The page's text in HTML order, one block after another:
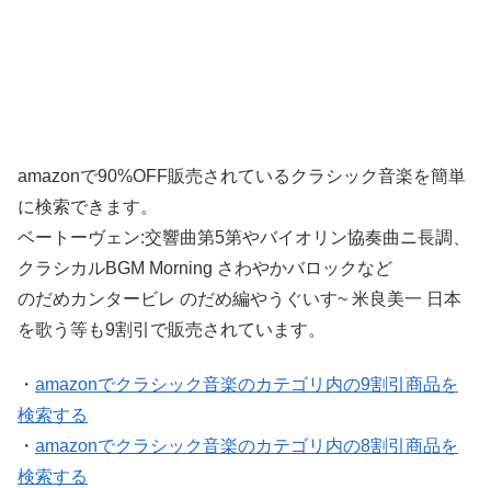
amazonで90%OFF販売されているクラシック音楽を簡単
に検索できます。
ベートーヴェン:交響曲第5第やバイオリン協奏曲ニ長調、
クラシカルBGM Morning さわやかバロックなど
のだめカンタービレ のだめ編やうぐいす~ 米良美一 日本
を歌う等も9割引で販売されています。
・ amazonでクラシック音楽のカテゴリ内の9割引商品を
検索する
・ amazonでクラシック音楽のカテゴリ内の8割引商品を
検索する